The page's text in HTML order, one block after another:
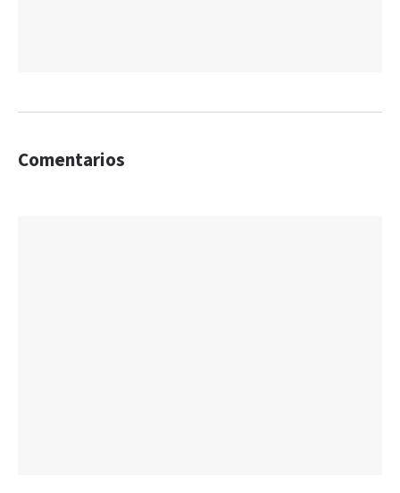
Comentarios